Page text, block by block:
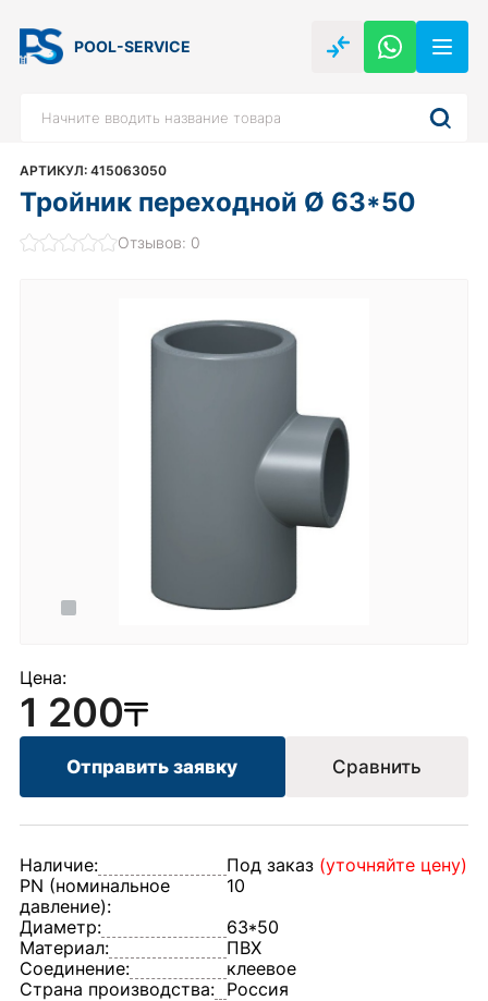
POOL-SERVICE
АРТИКУЛ: 415063050
Тройник переходной Ø 63*50
Отзывов: 0
Цена:
1 200
Отправить заявку Сравнить
Наличие: Под заказ (уточняйте цену)
PN (номинальное
давление):
10
Диаметр:
63*50
Материал:
ПВХ
Соединение:
клеевое
Страна производства: Россия